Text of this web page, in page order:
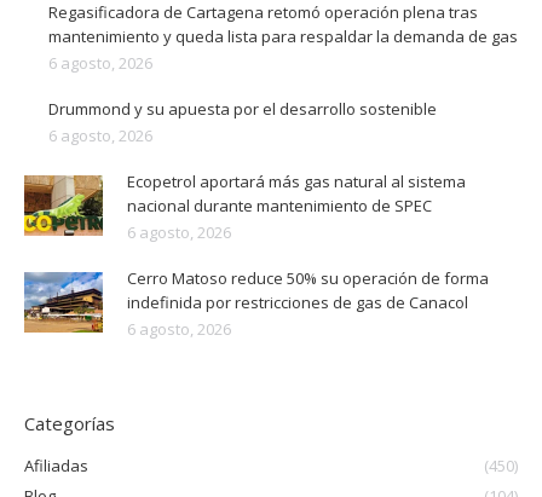
Regasificadora de Cartagena retomó operación plena tras
mantenimiento y queda lista para respaldar la demanda de gas
6 agosto, 2026
Drummond y su apuesta por el desarrollo sostenible
6 agosto, 2026
Ecopetrol aportará más gas natural al sistema
nacional durante mantenimiento de SPEC
6 agosto, 2026
Cerro Matoso reduce 50% su operación de forma
indefinida por restricciones de gas de Canacol
6 agosto, 2026
Categorías
Afiliadas
(450)